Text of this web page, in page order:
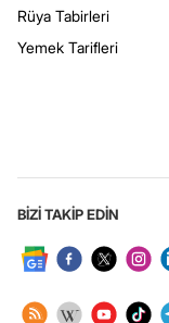
Rüya Tabirleri
Yemek Tarifleri
BİZİ TAKİP EDİN